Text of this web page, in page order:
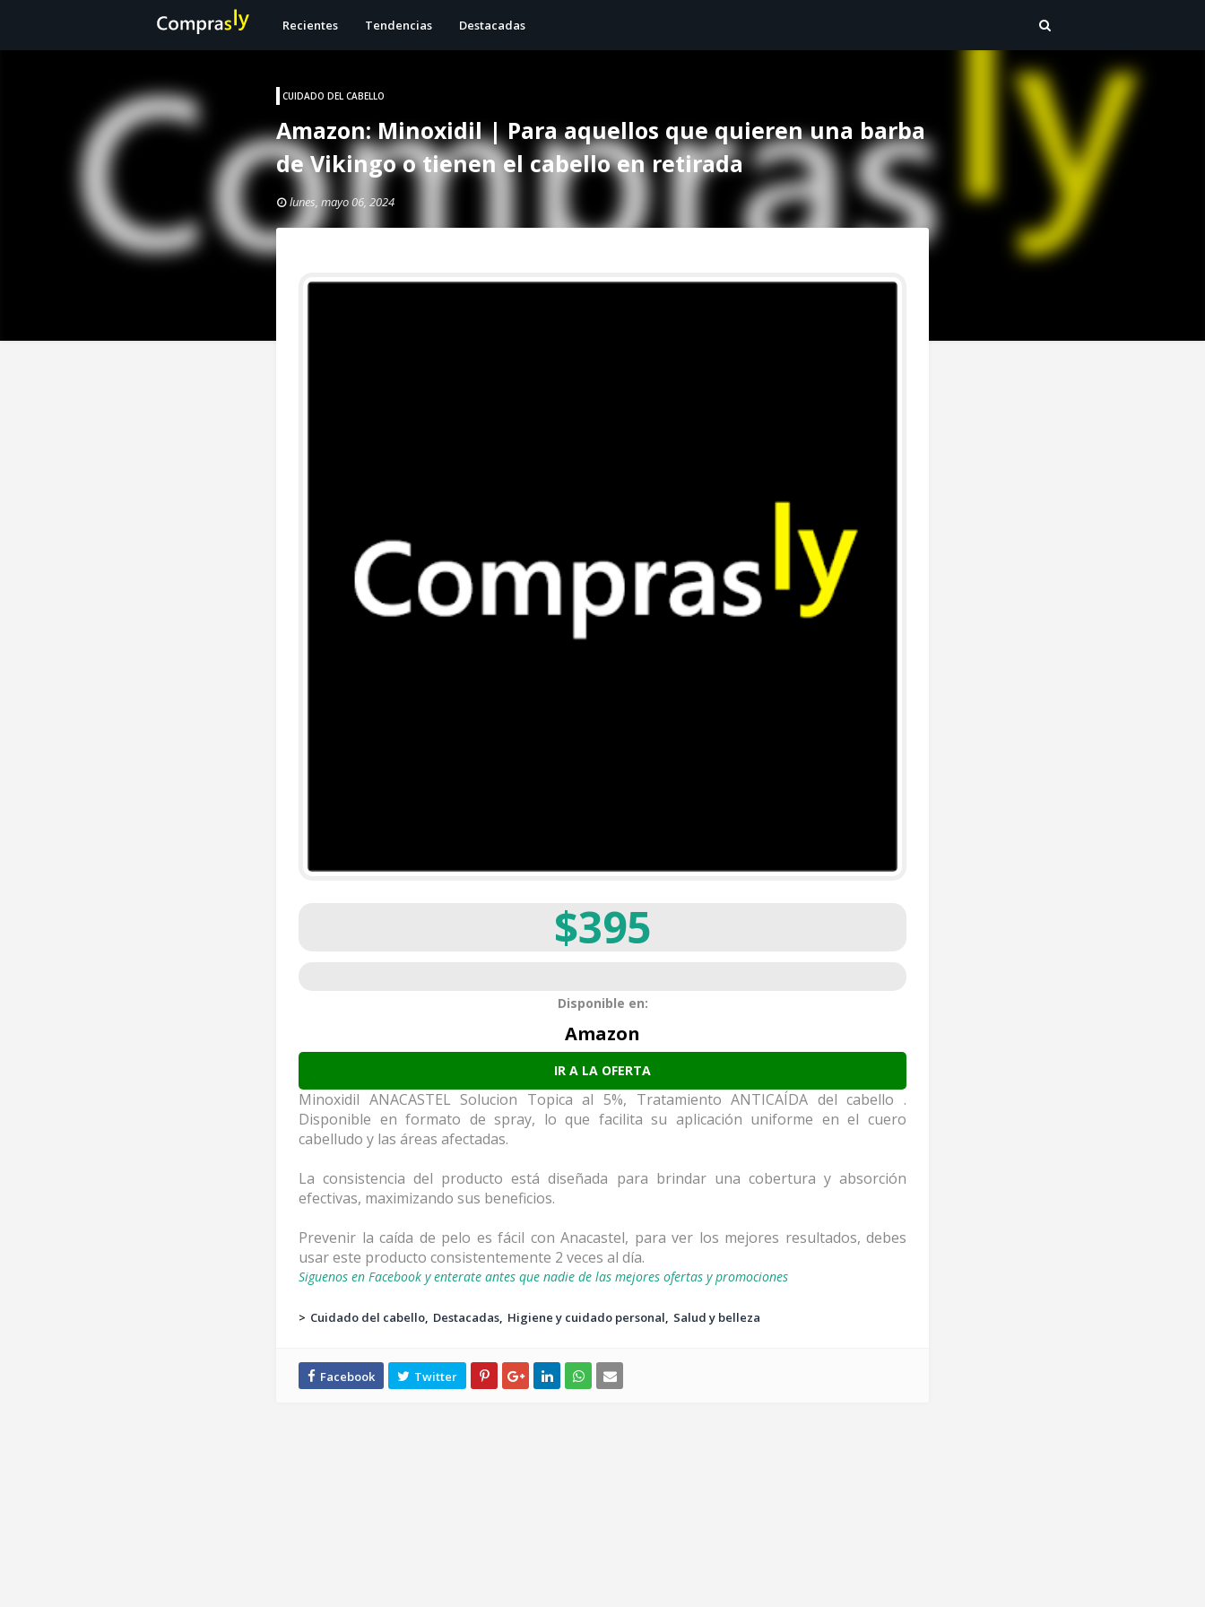
Recientes Tendencias Destacadas
CUIDADO DEL CABELLO
Amazon: Minoxidil | Para aquellos que quieren una barba
de Vikingo o tienen el cabello en retirada
lunes, mayo 06, 2024
$395
Disponible en:
Amazon
IR A LA OFERTA
Minoxidil ANACASTEL Solucion Topica al 5%, Tratamiento ANTICAÍDA del cabello .
Disponible en formato de spray, lo que facilita su aplicación uniforme en el cuero
cabelludo y las áreas afectadas.
La consistencia del producto está diseñada para brindar una cobertura y absorción
efectivas, maximizando sus beneficios.
Prevenir la caída de pelo es fácil con Anacastel, para ver los mejores resultados, debes
usar este producto consistentemente 2 veces al día.
Siguenos en Facebook y enterate antes que nadie de las mejores ofertas y promociones
> Cuidado del cabello Destacadas Higiene y cuidado personal Salud y belleza